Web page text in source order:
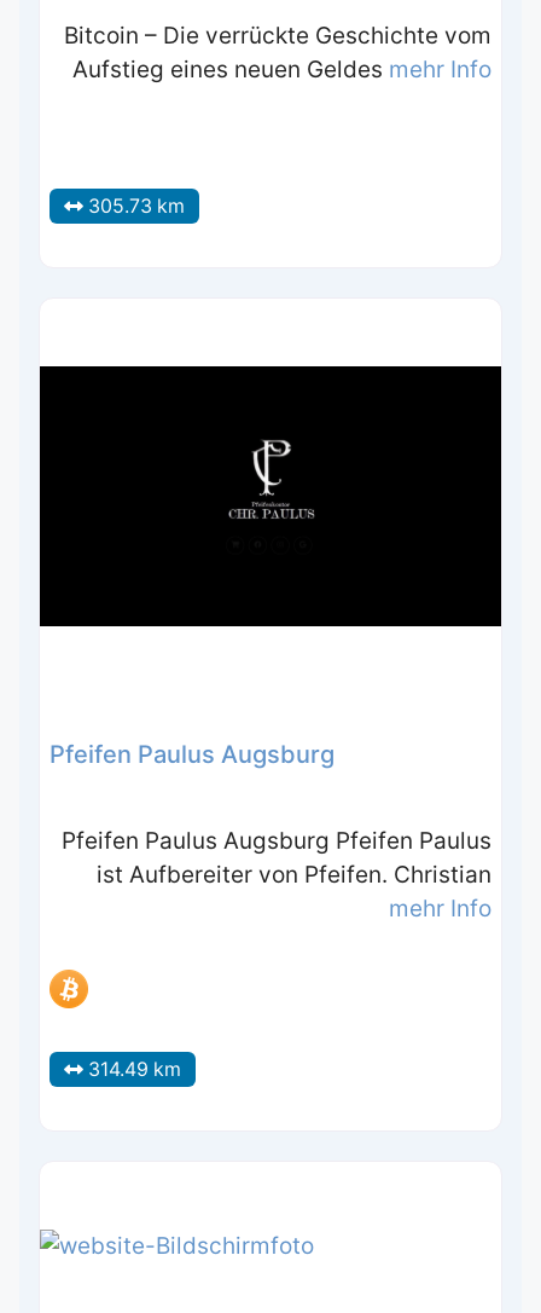
Bitcoin – Die verrückte Geschichte vom
Aufstieg eines neuen Geldes mehr Info
305.73 km
Pfeifen Paulus Augsburg
Pfeifen Paulus Augsburg Pfeifen Paulus
ist Aufbereiter von Pfeifen. Christian
mehr Info
314.49 km